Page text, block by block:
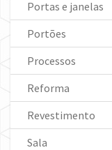
Portas e janelas
Portões
Processos
Reforma
Revestimento
Sala